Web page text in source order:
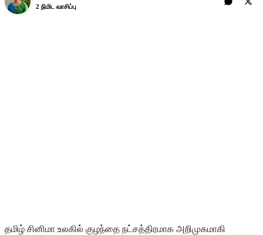
2 நிமிட வாசிப்பு
தமிழ் சினிமா உலகில் குழந்தை நட்சத்திரமாக அறிமுகமாகி